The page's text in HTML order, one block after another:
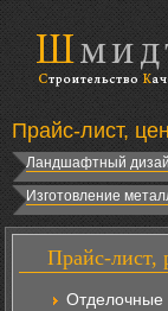
Прайс-лист,
Ландшафтный
Изготовление
Прайс-лист,
Отделочные